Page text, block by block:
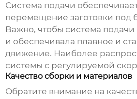
Система подачи
перемещение заготовки под
Важно, чтобы система
и обеспечивала плавное и
движение. Наиболее
системы с регулируемой
Качество сборки и материалов
Обратите внимание на